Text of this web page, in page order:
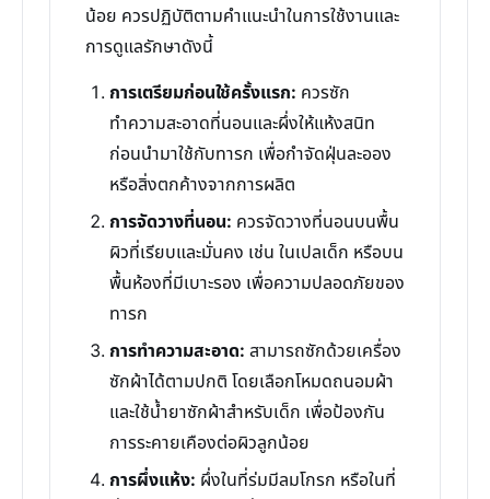
น้อย ควรปฏิบัติตามคำแนะนำในการใช้งานและ
การดูแลรักษาดังนี้
การเตรียมก่อนใช้ครั้งแรก: ควรซัก
ทำความสะอาดที่นอนและผึ่งให้แห้งสนิท
ก่อนนำมาใช้กับทารก เพื่อกำจัดฝุ่นละออง
หรือสิ่งตกค้างจากการผลิต
การจัดวางที่นอน: ควรจัดวางที่นอนบนพื้น
ผิวที่เรียบและมั่นคง เช่น ในเปลเด็ก หรือบน
พื้นห้องที่มีเบาะรอง เพื่อความปลอดภัยของ
ทารก
การทำความสะอาด: สามารถซักด้วยเครื่อง
ซักผ้าได้ตามปกติ โดยเลือกโหมดถนอมผ้า
และใช้น้ำยาซักผ้าสำหรับเด็ก เพื่อป้องกัน
การระคายเคืองต่อผิวลูกน้อย
การผึ่งแห้ง: ผึ่งในที่ร่มมีลมโกรก หรือในที่